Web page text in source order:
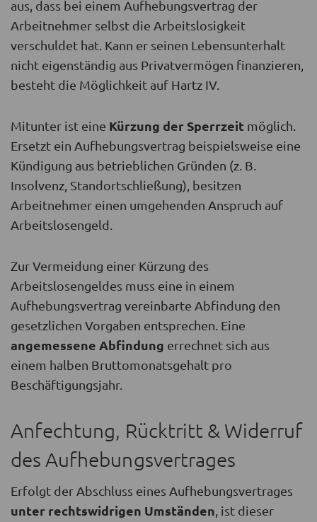
aus, dass bei einem Aufhebungsvertrag der
Arbeitnehmer selbst die Arbeitslosigkeit
verschuldet hat. Kann er seinen Lebensunterhalt
nicht eigenständig aus Privatvermögen finanzieren,
besteht die Möglichkeit auf Hartz IV.
Mitunter ist eine Kürzung der Sperrzeit möglich.
Ersetzt ein Aufhebungsvertrag beispielsweise eine
Kündigung aus betrieblichen Gründen (z. B.
Insolvenz, Standortschließung), besitzen
Arbeitnehmer einen umgehenden Anspruch auf
Arbeitslosengeld.
Zur Vermeidung einer Kürzung des
Arbeitslosengeldes muss eine in einem
Aufhebungsvertrag vereinbarte Abfindung den
gesetzlichen Vorgaben entsprechen. Eine
angemessene Abfindung errechnet sich aus
einem halben Bruttomonatsgehalt pro
Beschäftigungsjahr.
Anfechtung, Rücktritt & Widerruf
des Aufhebungsvertrages
Erfolgt der Abschluss eines Aufhebungsvertrages
unter rechtswidrigen Umständen, ist dieser